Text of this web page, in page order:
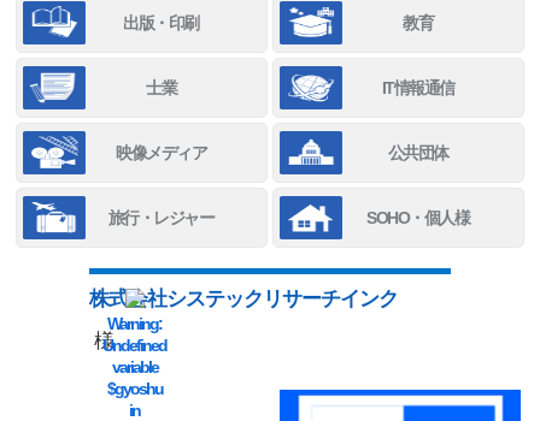
出版・印刷 教育
士業 IT情報通信
映像メディア 公共団体
旅行・レジャー SOHO・個人様
Warning:
Undefined
variable
$gyoshu
in
株式会社システックリサーチインク
様